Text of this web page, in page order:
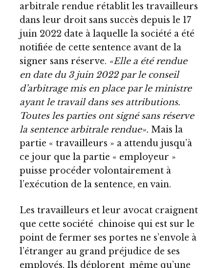
arbitrale rendue rétablit les travailleurs
dans leur droit sans succès depuis le 17
juin 2022 date à laquelle la société a été
notifiée de cette sentence avant de la
signer sans réserve. «Elle a été rendue
en date du 3 juin 2022 par le conseil
d’arbitrage mis en place par le ministre
ayant le travail dans ses attributions.
Toutes les parties ont signé sans réserve
la sentence arbitrale rendue». Mais la
partie « travailleurs » a attendu jusqu’à
ce jour que la partie « employeur »
puisse procéder volontairement à
l’exécution de la sentence, en vain.
Les travailleurs et leur avocat craignent
que cette société chinoise qui est sur le
point de fermer ses portes ne s’envole à
l’étranger au grand préjudice de ses
employés. Ils déplorent même qu’une